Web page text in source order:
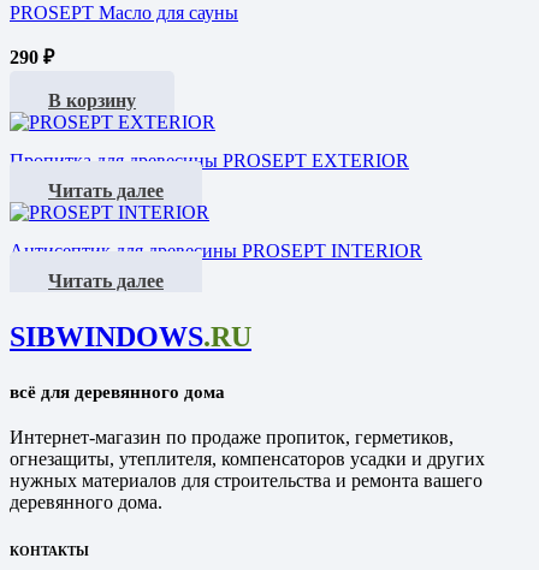
PROSEPT Масло для сауны
290 ₽
В корзину
Пропитка для древесины PROSEPT EXTERIOR
Читать далее
Антисептик для древесины PROSEPT INTERIOR
Читать далее
SIBWINDOWS.RU
всё для деревянного дома
Интернет-магазин по продаже пропиток, герметиков,
огнезащиты, утеплителя, компенсаторов усадки и других
нужных материалов для строительства и ремонта вашего
деревянного дома.
КОНТАКТЫ